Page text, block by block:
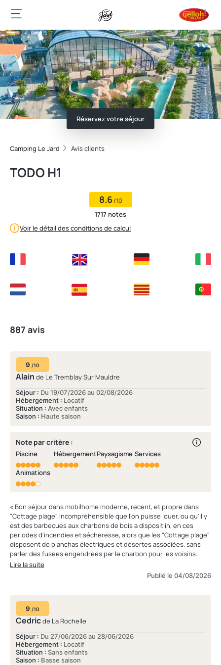
Réservez votre séjour
Camping Le Jard Avis clients
TODO H1
8.6/10
1717 notes
Voir le détail des conditions de calcul
887 avis
9 /10
Alain de Le Tremblay Sur Mauldre
Séjour : Du 19/07/2026 au 02/08/2026
Hébergement : Locatif
Situation : Avec enfants
Saison : Haute saison
Note par critère :
Piscine Hébergement Paysagisme Services
Animations
« Bon séjour dans mobilhome moderne, recent, et propre dans
"Cottage plage". Incompréhensible que l'on puisse louer, ou qu'il y
est des barbecues aux charbons de bois a dispositiin, en ces
périodes d'incendies et sécheresse, alors que les "Cottage plage"
disposent de planchas électriques et désertes associées, sans
parler des fusées engendrées par le charbon pour les voisins
directs qui se retrouvent régulièrement dans la fumée noire,
déclenchant même les détecteurs de fumées dans mobilhome. Il
est a noter quil ny a pas de bouteille de gaz dans ce secteurvde
et sécuritaire. Des portails fermés la nuit avec portillons pietons
pour la sécurité du camping serait un vrai plus, malgré la présence
d'un gardien après 23h. Les éclairages la nuit à l'arrière d'un
des personnes y poursuivent la nuit après les animations du soir.
L'espace aquatique est très vaste et propre, malgré quelques
transats aux toiles détendues. Les casiers pour chaussures à
Lire la suite
Publié le 04/08/2026
9 /10
Cedricde La Rochelle
Séjour : Du 27/06/2026 au 28/06/2026
Hébergement : Locatif
Situation : Sans enfants
Saison : Basse saison